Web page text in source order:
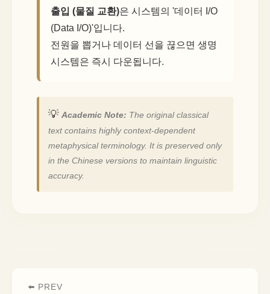
출입 (물질 교환)은 시스템의 '데이터 I/O
(Data I/O)'입니다.
전원을 뽑거나 데이터 선을 끊으면 생명
시스템은 즉시 다운됩니다.
💡 Academic Note: The original classical
text contains highly context-dependent
metaphysical terminology. It is preserved only
in the Chinese versions to maintain linguistic
accuracy.
⬅️ PREV